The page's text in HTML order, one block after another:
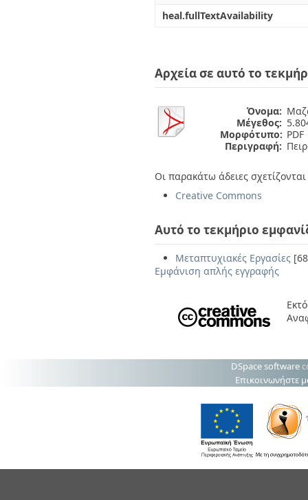
heal.fullTextAvailability
Αρχεία σε αυτό το
Όνομα:
Μέγεθος:
Μορφότυπο: PDF
Περιγραφή:
Οι παρακάτω άδειες
Creative Commons
Αυτό το τεκμήριο
Μεταπτυχιακές Εργασίες
Εμφάνιση απλής εγγραφής
DSpace software
Επικοινωνήστε